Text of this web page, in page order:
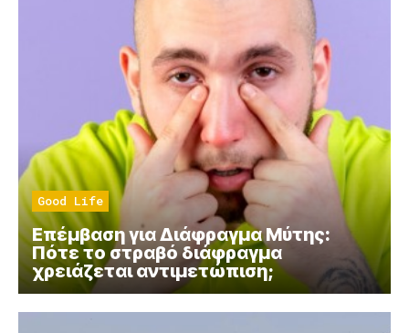
Good Life
Επέμβαση για Διάφραγμα Μύτης:
Πότε το στραβό διάφραγμα
χρειάζεται αντιμετώπιση;